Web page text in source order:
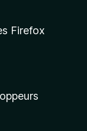
Firefox